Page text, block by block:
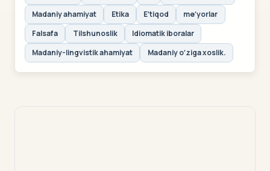
Madaniy ahamiyat
Etika Eʼtiqod
meʼyorlar
Falsafa
Tilshunoslik
Idiomatik iboralar
Madaniy-lingvistik ahamiyat
Madaniy oʼziga xoslik.